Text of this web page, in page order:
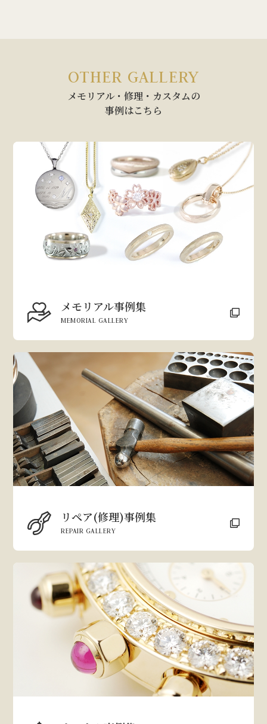
OTHER GALLERY
メモリアル・修理・カスタムの
事例はこちら
メモリアル事例集
MEMORIAL GALLERY
リペア(修理)事例集
REPAIR GALLERY